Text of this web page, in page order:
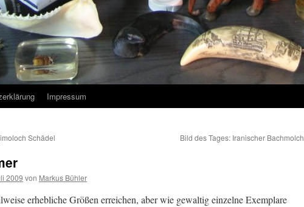
Impressum
Schädel Bild des Tages: Iranischer Bachmolch
2009 von Markus Bühler
erhebliche Größen erreichen, aber wie gewaltig einzelne Exemplare